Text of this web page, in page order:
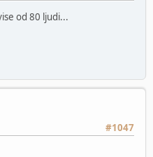
od 80 ljudi...
#1047